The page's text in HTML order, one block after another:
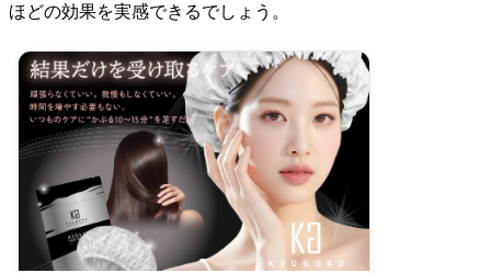
ほどの効果を実感できるでしょう。